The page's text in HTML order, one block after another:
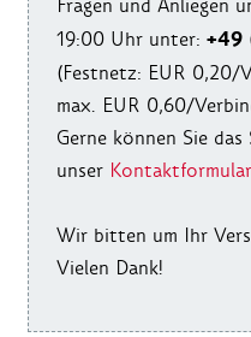
Fragen und Anliegen
19:00 Uhr unter: +49
(Festnetz: EUR 0,20/
max. EUR 0,60/
Gerne können Sie
unser Kontaktformular
Wir bitten um Ihr
Vielen Dank!